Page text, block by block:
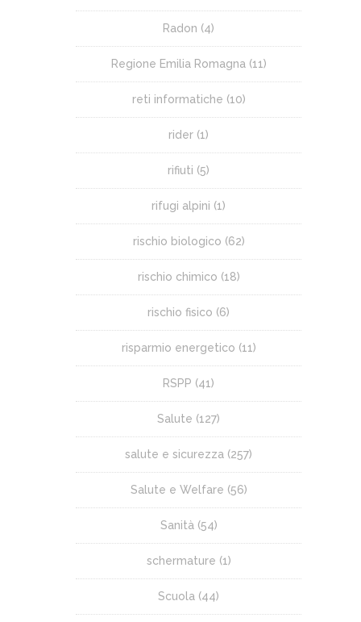
Radon (4)
Regione Emilia Romagna (11)
reti informatiche (10)
rider (1)
rifiuti (5)
rifugi alpini (1)
rischio biologico (62)
rischio chimico (18)
rischio fisico (6)
risparmio energetico (11)
RSPP (41)
Salute (127)
salute e sicurezza (257)
Salute e Welfare (56)
Sanità (54)
schermature (1)
Scuola (44)